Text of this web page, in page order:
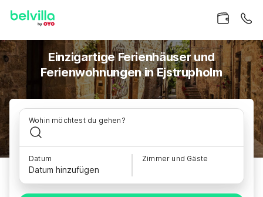
Einzigartige Ferienhäuser und
Ferienwohnungen in Ejstrupholm
Wohin möchtest du gehen?
Datum
Datum hinzufügen
Zimmer und Gäste